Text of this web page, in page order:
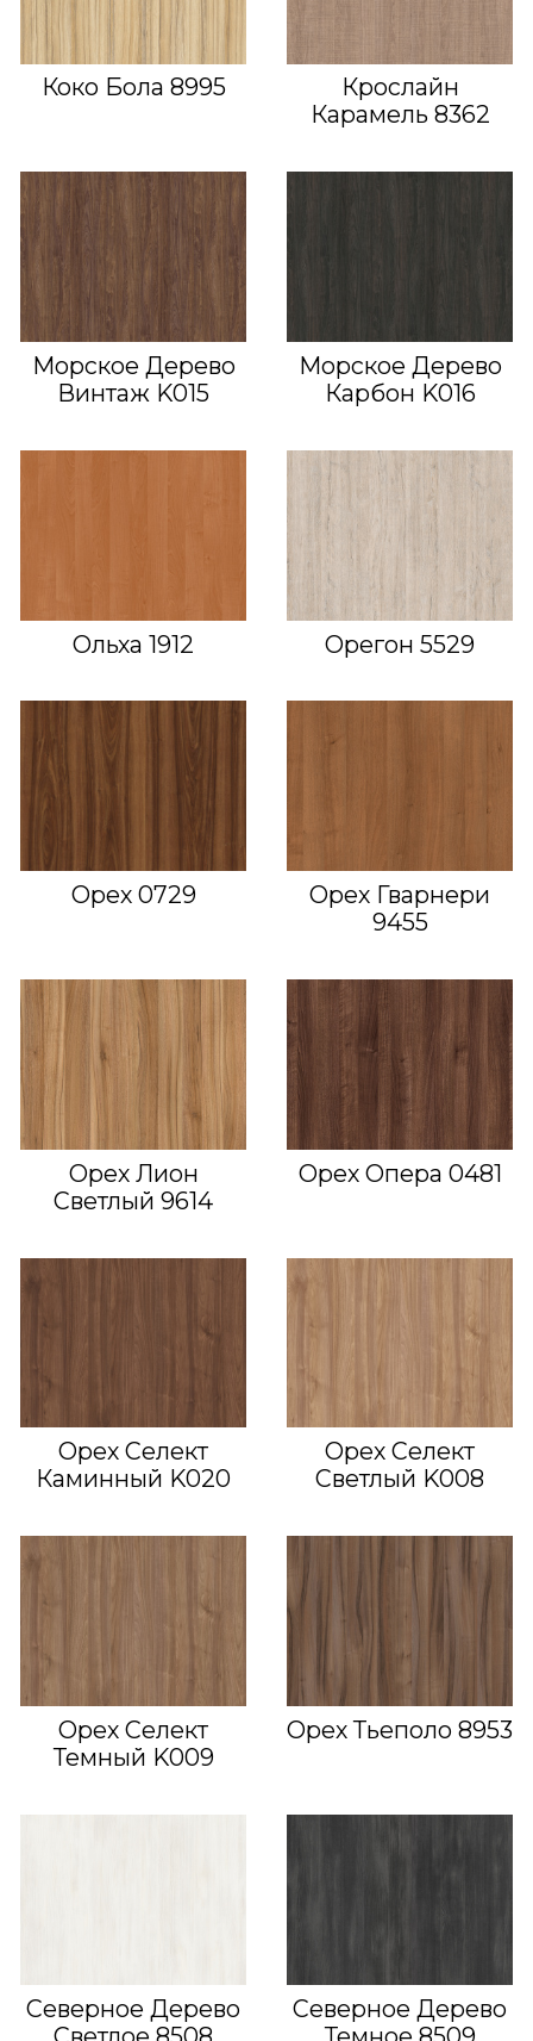
Коко Бола 8995
Крослайн
Карамель 8362
Морское Дерево
Винтаж K015
Морское Дерево
Карбон K016
Ольха 1912 Орегон 5529
Орех 0729
Орех Гварнери
9455
Орех Лион
Светлый 9614
Орех Опера 0481
Орех Селект
Каминный K020
Орех Селект
Светлый K008
Орех Селект
Темный K009
Орех Тьеполо 8953
Северное Дерево
Северное Дерево